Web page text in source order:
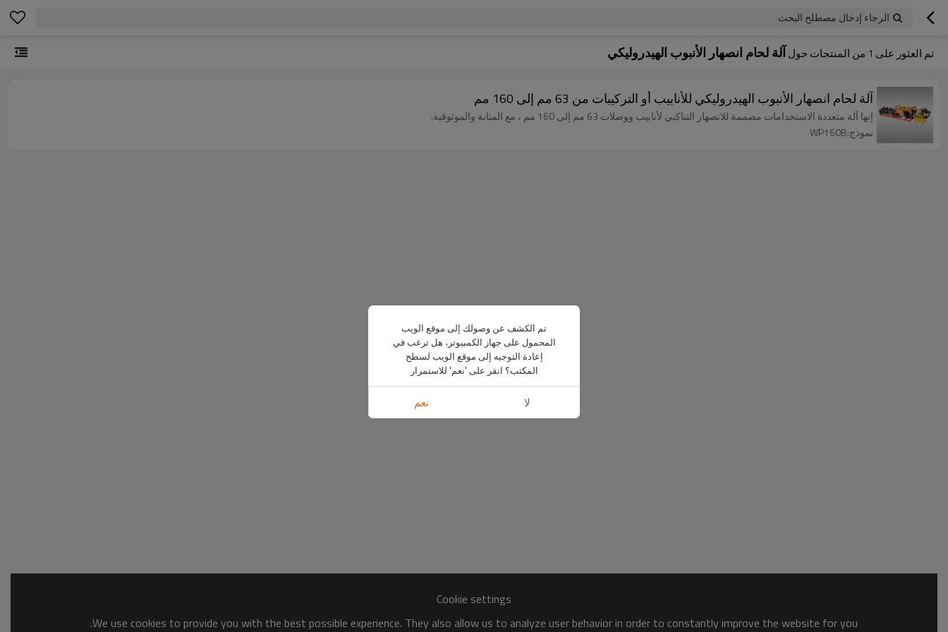
الرجاء إدخال مصطلح البحث
تم العثور على 1 من المنتجات حولآلة لحام انصهار الأنبوب الهيدروليكي
آلة لحام انصهار الأنبوب الهيدروليكي للأنابيب أو التركيبات من 63 مم إلى 160 مم
إنها آلة متعددة الاستخدامات مصممة للانصهار التناكبي لأنابيب ووصلات 63 مم إلى 160 مم ، مع المتانة والموثوقية.
نموذج:WP160B
Cookie settings
We use cookies to provide you with the best possible experience. They also allow us to analyze user behavior in order to constantly improve the website for you.
تم الكشف عن وصولك إلى موقع الويب
المحمول على جهاز الكمبيوتر، هل ترغب في
إعادة التوجيه إلى موقع الويب لسطح
المكتب؟ انقر على 'نعم' للاستمرار
لا نعم